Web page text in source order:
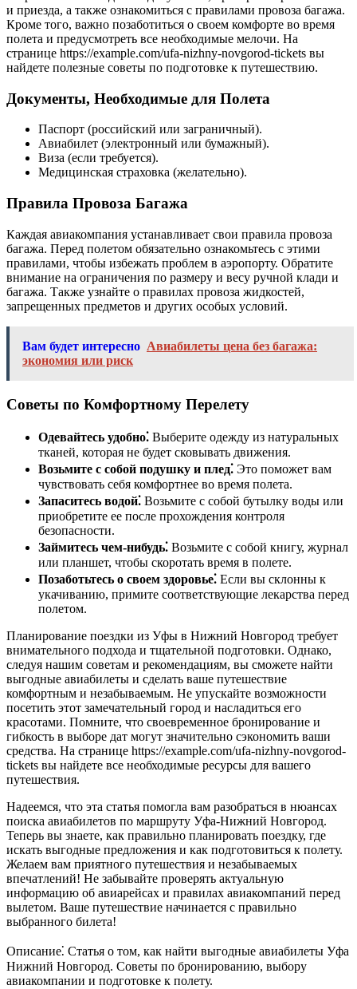
и приезда, а также ознакомиться с правилами провоза багажа.
Кроме того, важно позаботиться о своем комфорте во время
полета и предусмотреть все необходимые мелочи. На
странице https://example.com/ufa-nizhny-novgorod-tickets вы
найдете полезные советы по подготовке к путешествию.
Документы, Необходимые для Полета
Паспорт (российский или заграничный).
Авиабилет (электронный или бумажный).
Виза (если требуется).
Медицинская страховка (желательно).
Правила Провоза Багажа
Каждая авиакомпания устанавливает свои правила провоза
багажа. Перед полетом обязательно ознакомьтесь с этими
правилами, чтобы избежать проблем в аэропорту. Обратите
внимание на ограничения по размеру и весу ручной клади и
багажа. Также узнайте о правилах провоза жидкостей,
запрещенных предметов и других особых условий.
Вам будет интересно Авиабилеты цена без багажа:
экономия или риск
Советы по Комфортному Перелету
Одевайтесь удобно⁚ Выберите одежду из натуральных
тканей, которая не будет сковывать движения.
Возьмите с собой подушку и плед⁚ Это поможет вам
чувствовать себя комфортнее во время полета.
Запаситесь водой⁚ Возьмите с собой бутылку воды или
приобретите ее после прохождения контроля
безопасности.
Займитесь чем-нибудь⁚ Возьмите с собой книгу, журнал
или планшет, чтобы скоротать время в полете.
Позаботьтесь о своем здоровье⁚ Если вы склонны к
укачиванию, примите соответствующие лекарства перед
полетом.
Планирование поездки из Уфы в Нижний Новгород требует
внимательного подхода и тщательной подготовки. Однако,
следуя нашим советам и рекомендациям, вы сможете найти
выгодные авиабилеты и сделать ваше путешествие
комфортным и незабываемым. Не упускайте возможности
посетить этот замечательный город и насладиться его
красотами. Помните, что своевременное бронирование и
гибкость в выборе дат могут значительно сэкономить ваши
средства. На странице https://example.com/ufa-nizhny-novgorod-
tickets вы найдете все необходимые ресурсы для вашего
путешествия.
Надеемся, что эта статья помогла вам разобраться в нюансах
поиска авиабилетов по маршруту Уфа-Нижний Новгород.
Теперь вы знаете, как правильно планировать поездку, где
искать выгодные предложения и как подготовиться к полету.
Желаем вам приятного путешествия и незабываемых
впечатлений! Не забывайте проверять актуальную
информацию об авиарейсах и правилах авиакомпаний перед
вылетом. Ваше путешествие начинается с правильно
выбранного билета!
Описание⁚ Статья о том, как найти выгодные авиабилеты Уфа
Нижний Новгород. Советы по бронированию, выбору
авиакомпании и подготовке к полету.